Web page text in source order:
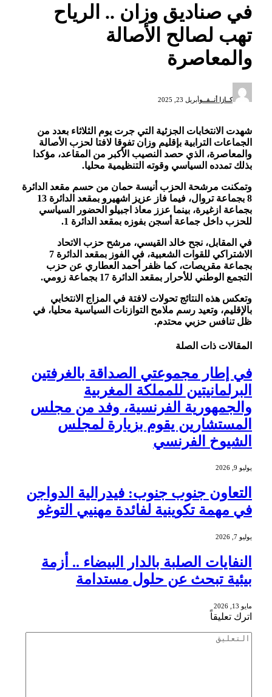
في صناديق وزان .. الرياح
تهب لصالح الأصالة
والمعاصرة
كــازا أنــفــوأبريل 23, 2025
شهدت الانتخابات الجزئية التي جرت يوم الثلاثاء بعدد من
الجماعات الترابية بإقليم وزان تفوقا لافتا لحزب الأصالة
والمعاصرة، الذي حصد النصيب الأكبر من المقاعد، مؤكدا
بذلك تمدده السياسي وقوته التنظيمية محليا.
وتمكنت مرشحة الحزب أنيسة حمان من حسم مقعد الدائرة
8 بجماعة تروال، فيما فاز عزيز اشهيرو بمقعد الدائرة 13
بجماعة ازغيرة، بينما عزز معاذ اجبيلو الحضور السياسي
للحزب داخل جماعة أسجن بفوزه بمقعد الدائرة 1.
في المقابل، نجح خالد القيسي، مرشح حزب الاتحاد
الاشتراكي للقوات الشعبية، في الفوز بمقعد الدائرة 7
بجماعة مقريصات، كما ظفر أحمد العطاري عن حزب
التجمع الوطني للأحرار بمقعد الدائرة 17 بجماعة زومي.
وتعكس هذه النتائج تحولات لافتة في المزاج الانتخابي
بالإقليم، وتعيد رسم ملامح التوازنات السياسية محليا، في
ظل تنافس حزبي محتدم.
المقالاتذات الصلة
في إطار مجموعتي الصداقة بالغرفتين
البرلمانيتين للمملكة المغربية
والجمهورية الفرنسية، وفد من مجلس
المستشارين يقوم بزيارة لمجلس
الشيوخ الفرنسي
يوليو 9, 2026
التعاون جنوب جنوب: فيدرالية الدواجن
في مهمة تكوينية لفائدة مهنيي التوغو
يوليو 7, 2026
النفايات الصلبة بالدار البيضاء .. أزمة
بيئية تبحث عن حلول مستدامة
مايو 13, 2026
اترك تعليقاً